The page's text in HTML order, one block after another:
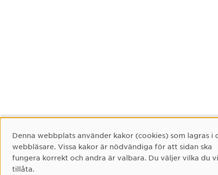
Cookie-samtycke
Denna webbplats använder kakor (cookies) som lagras i
webbläsare. Vissa kakor är nödvändiga för att sidan ska
fungera korrekt och andra är valbara. Du väljer vilka du
tillåta.